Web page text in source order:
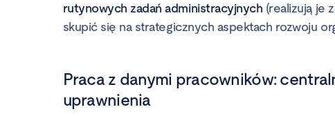
rutynowych zadań administracyjnych (realizują je
skupić się na strategicznych aspektach rozwoju
Praca z danymi pracowników:
uprawnienia